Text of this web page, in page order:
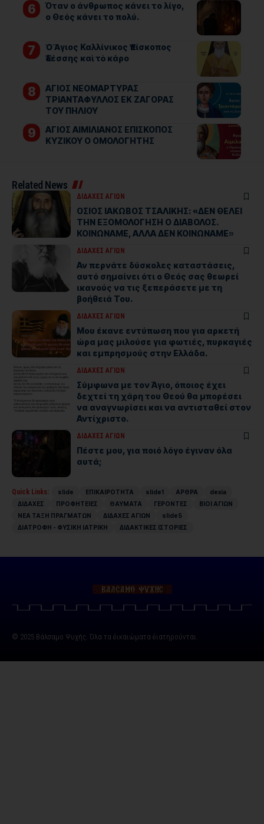
Όταν ο άνθρωπος κάνει το λίγο,
ο Θεός κάνει το πολύ.
Ὁ Ἅγιος Καλλίνικος Ἐπίσκοπος
Ἐδέσσης καὶ τὸ κάρο
ΑΓΙΟΣ ΝΕΟΜΑΡΤΥΡΑΣ
ΤΡΙΑΝΤΑΦΥΛΛΟΣ ΕΚ ΖΑΓΟΡΑΣ
ΤΟΥ ΠΗΛΙΟΥ
ΑΓΙΟΣ ΑΙΜΙΛΙΑΝΟΣ ΕΠΙΣΚΟΠΟΣ
ΚΥΖΙΚΟΥ Ο ΟΜΟΛΟΓΗΤΗΣ
Related News
ΔΙΔΑΧΕΣ ΑΓΙΩΝ
ΟΣΙΟΣ ΙΑΚΩΒΟΣ ΤΣΑΛΙΚΗΣ: «ΔΕΝ ΘΕΛΕΙ
ΤΗΝ ΕΞΟΜΟΛΟΓΗΣΗ Ο ΔΙΑΒΟΛΟΣ.
ΚΟΙΝΩΝΑΜΕ, ΑΛΛΑ ΔΕΝ ΚΟΙΝΩΝΑΜΕ»
ΔΙΔΑΧΕΣ ΑΓΙΩΝ
Αν περνάτε δύσκολες καταστάσεις,
αυτό σημαίνει ότι ο Θεός σας θεωρεί
ικανούς να τις ξεπεράσετε με τη
βοήθειά Του.
ΔΙΔΑΧΕΣ ΑΓΙΩΝ
Μου έκανε εντύπωση που για αρκετή
ώρα μας μιλούσε για φωτιές, πυρκαγιές
και εμπρησμούς στην Ελλάδα.
ΔΙΔΑΧΕΣ ΑΓΙΩΝ
Σύμφωνα με τον Άγιο, όποιος έχει
δεχτεί τη χάρη του Θεού θα μπορέσει
να αναγνωρίσει και να αντισταθεί στον
Αντίχριστο.
ΔΙΔΑΧΕΣ ΑΓΙΩΝ
Πέστε μου, για ποιό λόγο έγιναν όλα
αυτά;
Quick Links: slide ΕΠΙΚΑΙΡΟΤΗΤΑ slide1 ΑΡΘΡΑ
dexia
ΔΙΔΑΧΕΣ
ΠΡΟΦΗΤΕΙΕΣ ΘΑΥΜΑΤΑ ΓΕΡΟΝΤΕΣ
ΒΙΟΙ ΑΓΙΩΝ
ΝΕΑ ΤΑΞΗ ΠΡΑΓΜΑΤΩΝ
ΔΙΔΑΧΕΣ ΑΓΙΩΝ
slide5
ΔΙΑΤΡΟΦΗ - ΦΥΣΙΚΗ ΙΑΤΡΙΚΗ
ΔΙΔΑΚΤΙΚΕΣ ΙΣΤΟΡΙΕΣ
© 2025 Βάλσαμο Ψυχής. Όλα τα δικαιώματα διατηρούνται.